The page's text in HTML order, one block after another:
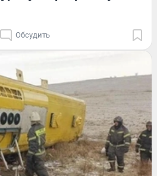
Обсудить